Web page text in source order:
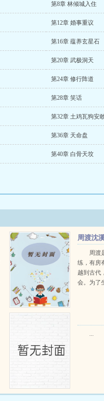
第8章 林倾城入住
第12章 婚事重议
第16章 蕴养玄星石
第20章 武极洞天
第24章 修行阵道
第28章 笑话
第32章 土鸡瓦狗安
第36章 天命盘
第40章 白骨天坟
周渡沈
周渡
练，有房
越到古代
会。为了
...